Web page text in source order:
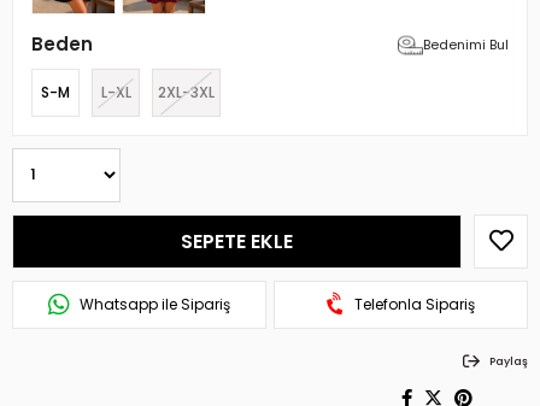
Beden Bedenimi Bul
S-M L-XL 2XL-3XL
Whatsapp ile Sipariş Telefonla Sipariş
Paylaş